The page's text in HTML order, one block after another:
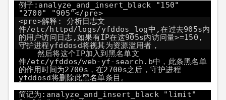
例子:analyze_and_insert_black "150"
"2700" "905"</pre>
<pre>解释: 分析日志文
件/etc/httpd/logs/yfddos_log中,在过去905s内
的用户访问日志,如果有IP在这905s内访问量>=150,
守护进程yfddosd将视其为资源滥用者，
然后将这个IP加入到黑名单文
件/etc/yfddos/web-yf-search.b中，此条黑名单
的作用时间为2700s，在2700s之后，守护进程
yfddosd将删除此黑名单条目。
简记为:analyze_and_insert_black "limit"